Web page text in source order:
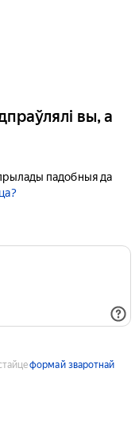
вы, а
падобныя да
формай зваротнай